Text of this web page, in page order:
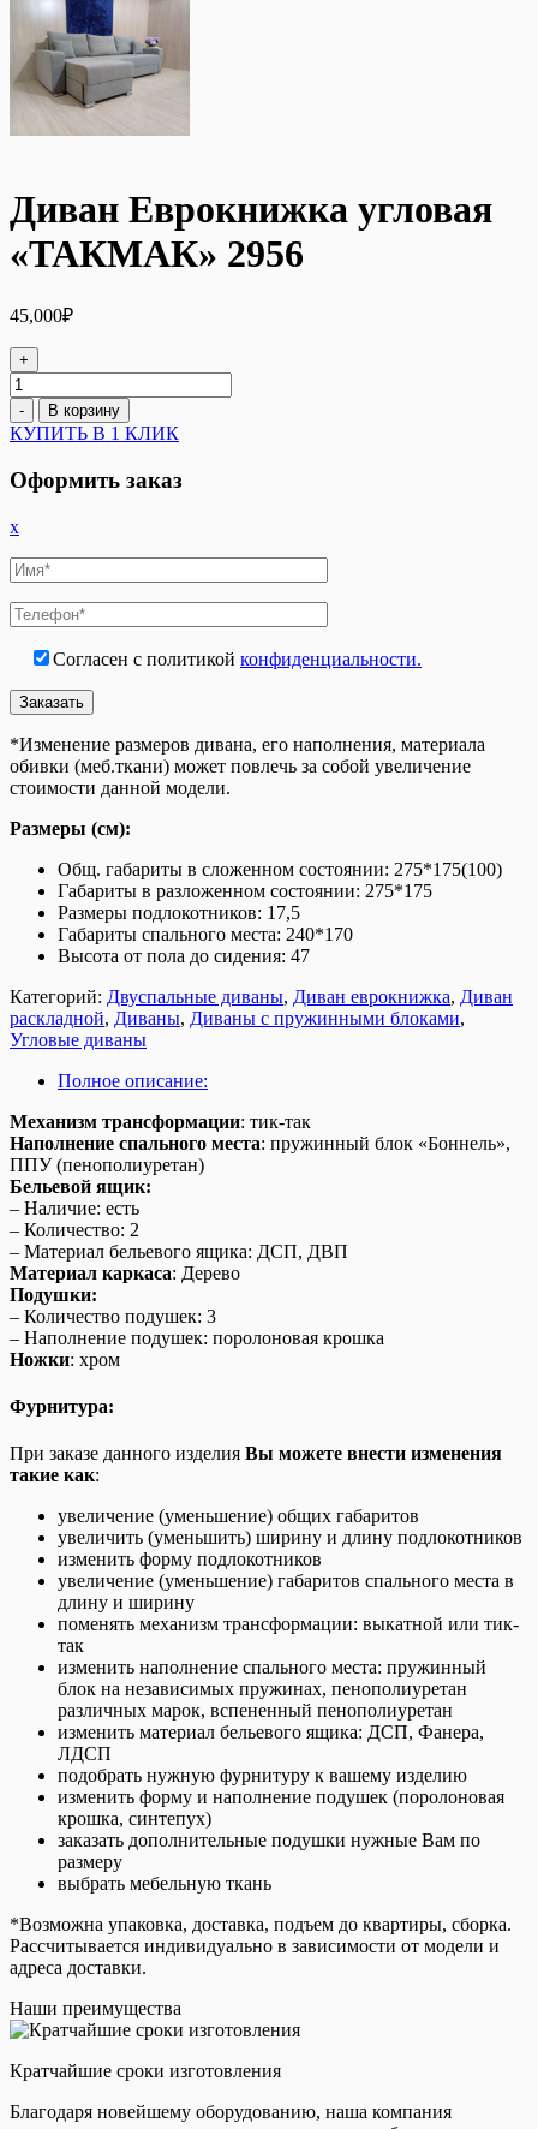
Диван Еврокнижка угловая
«ТАКМАК» 2956
45,000₽
+
Количество
товара
Диван
Еврокнижка
угловая
«ТАКМАК»
- В корзину
КУПИТЬ В 1 КЛИК
Оформить заказ
x
Согласен с политикой конфиденциальности.
*Изменение размеров дивана, его наполнения, материала
обивки (меб.ткани) может повлечь за собой увеличение
стоимости данной модели.
Размеры (см):
Общ. габариты в сложенном состоянии: 275*175(100)
Габариты в разложенном состоянии: 275*175
Размеры подлокотников: 17,5
Габариты спального места: 240*170
Высота от пола до сидения: 47
Категорий: Двуспальные диваны, Диван еврокнижка, Диван
раскладной, Диваны, Диваны с пружинными блоками,
Угловые диваны
Полное описание:
Механизм трансформации: тик-так
Наполнение спального места: пружинный блок «Боннель»,
ППУ (пенополиуретан)
Бельевой ящик:
– Наличие: есть
– Количество: 2
– Материал бельевого ящика: ДСП, ДВП
Материал каркаса: Дерево
Подушки:
– Количество подушек: 3
– Наполнение подушек: поролоновая крошка
Ножки: хром
Фурнитура:
При заказе данного изделия Вы можете внести изменения
такие как:
увеличение (уменьшение) общих габаритов
увеличить (уменьшить) ширину и длину подлокотников
изменить форму подлокотников
увеличение (уменьшение) габаритов спального места в
длину и ширину
поменять механизм трансформации: выкатной или тик-
так
изменить наполнение спального места: пружинный
блок на независимых пружинах, пенополиуретан
различных марок, вспененный пенополиуретан
изменить материал бельевого ящика: ДСП, Фанера,
ЛДСП
подобрать нужную фурнитуру к вашему изделию
изменить форму и наполнение подушек (поролоновая
крошка, синтепух)
заказать дополнительные подушки нужные Вам по
размеру
выбрать мебельную ткань
*Возможна упаковка, доставка, подъем до квартиры, сборка.
Рассчитывается индивидуально в зависимости от модели и
адреса доставки.
Наши преимущества
Кратчайшие сроки изготовления
Благодаря новейшему оборудованию, наша компания